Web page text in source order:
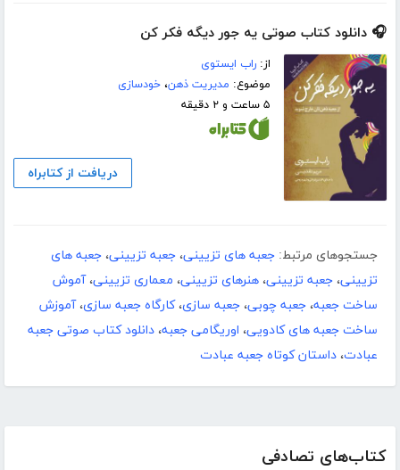
کتاب‌های تصادفی
🎧 دانلود کتاب صوتی یه جور دیگه فکر کن
از:راب ایستوی
موضوع: مدیریت ذهن،خودسازی
۵ ساعت و ۲ دقیقه
دریافت از کتابراه
جستجوهای مرتبط: جعبه های تزیینی، جعبه تزیینی، جعبه های
تزیینی، جعبه تزیینی، هنرهای تزیینی، معماری تزیینی،آموش
ساخت جعبه، جعبه چوبی، جعبه سازی،کارگاه جعبه سازی،آموزش
ساخت جعبه های کادویی، اوریگامی جعبه، دانلود کتاب صوتی جعبه
عبادت، داستان کوتاه جعبه عبادت